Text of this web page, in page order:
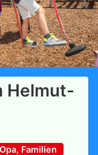
Helmut-
Familien